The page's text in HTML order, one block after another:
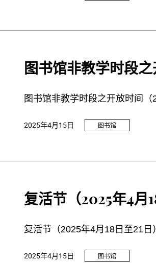
图书馆非教学时段之
图书馆非教学时段之开放时间（
图书馆
2025年4月15日
复活节（2025年4月
复活节（2025年4月18日至21日
图书馆
2025年4月15日